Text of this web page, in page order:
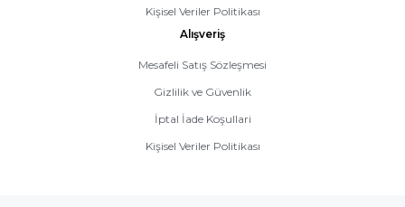
Kişisel Veriler Politikası
Alışveriş
Mesafeli Satış Sözleşmesi
Gizlilik ve Güvenlik
İptal İade Koşullari
Kişisel Veriler Politikası